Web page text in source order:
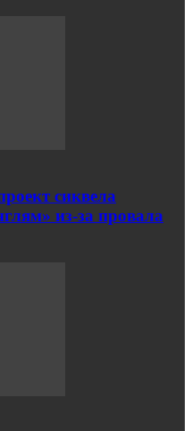
сиквела
из-за провала